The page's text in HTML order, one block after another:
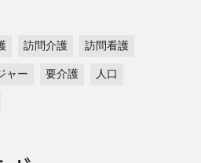
訪問介護 訪問看護
ャー 要介護 人口